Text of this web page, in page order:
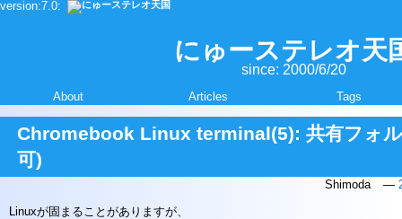
本
ば
す
version:7.0:
にゅーステレオ天
since: 2000/6/20
About Articles Tags
Chromebook Linux terminal(5): 共有フォ
可)
Shimoda
Linuxが固まることがありますが、